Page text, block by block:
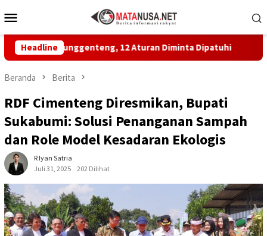
ke
Mobile
Headline
Ujunggenteng, 12 Aturan Diminta Dipatuhi MBG di
Beranda Berita
RDF Cimenteng Diresmikan, Bupati
Sukabumi: Solusi Penanganan Sampah
dan Role Model Kesadaran Ekologis
R Iyan Satria
Juli 31, 2025
202 Dilihat